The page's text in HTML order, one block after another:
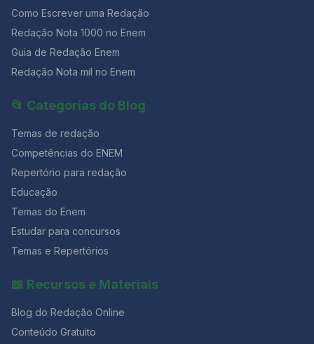
Como Escrever uma Redação
Redação Nota 1000 no Enem
Guia de Redação Enem
Redação Nota mil no Enem
📂 Categorias do Blog
Temas de redação
Competências do ENEM
Repertório para redação
Educação
Temas do Enem
Estudar para concursos
Temas e Repertórios
📖 Recursos e Materiais
Blog do Redação Online
Conteúdo Gratuito